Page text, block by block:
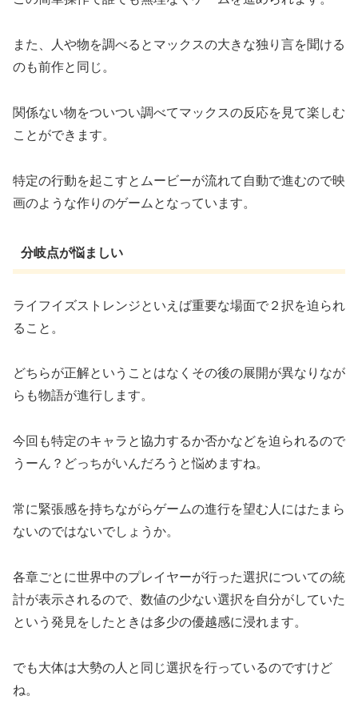
また、人や物を調べるとマックスの大きな独り言を聞ける
のも前作と同じ。
関係ない物をついつい調べてマックスの反応を見て楽しむ
ことができます。
特定の行動を起こすとムービーが流れて自動で進むので映
画のような作りのゲームとなっています。
分岐点が悩ましい
ライフイズストレンジといえば重要な場面で２択を迫られ
ること。
どちらが正解ということはなくその後の展開が異なりなが
らも物語が進行します。
今回も特定のキャラと協力するか否かなどを迫られるので
うーん？どっちがいんだろうと悩めますね。
常に緊張感を持ちながらゲームの進行を望む人にはたまら
ないのではないでしょうか。
各章ごとに世界中のプレイヤーが行った選択についての統
計が表示されるので、数値の少ない選択を自分がしていた
という発見をしたときは多少の優越感に浸れます。
でも大体は大勢の人と同じ選択を行っているのですけど
ね。